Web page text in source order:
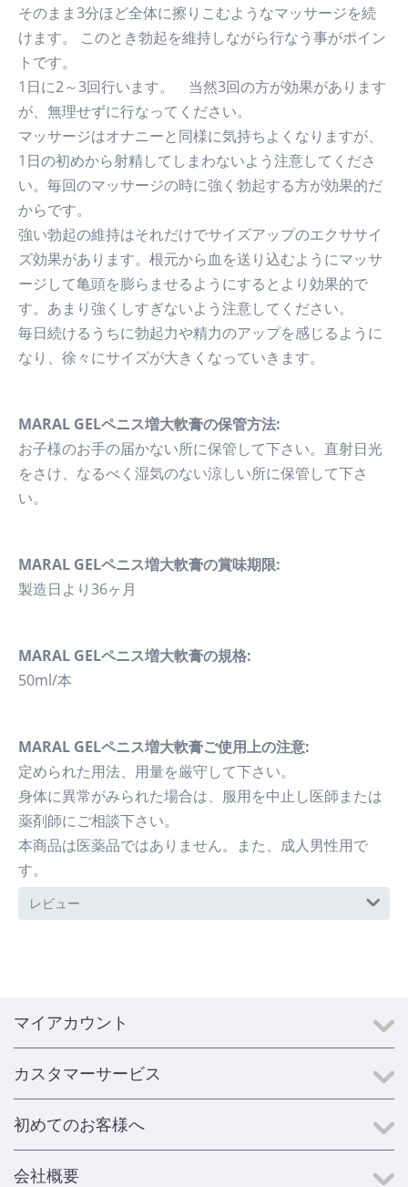
そのまま3分ほど全体に擦りこむようなマッサージを続
けます。 このとき勃起を維持しながら行なう事がポイン
トです。
1日に2～3回行います。 当然3回の方が効果があります
が、無理せずに行なってください。
マッサージはオナニーと同様に気持ちよくなりますが、
1日の初めから射精してしまわないよう注意してくださ
い。毎回のマッサージの時に強く勃起する方が効果的だ
からです。
強い勃起の維持はそれだけでサイズアップのエクササイ
ズ効果があります。根元から血を送り込むようにマッサ
ージして亀頭を膨らませるようにするとより効果的で
す。あまり強くしすぎないよう注意してください。
毎日続けるうちに勃起力や精力のアップを感じるように
なり、徐々にサイズが大きくなっていきます。
MARAL GELペニス増大軟膏の保管方法:
お子様のお手の届かない所に保管して下さい。直射日光
をさけ、なるべく湿気のない涼しい所に保管して下さ
い。
MARAL GELペニス増大軟膏の賞味期限:
製造日より36ヶ月
MARAL GELペニス増大軟膏の規格:
50ml/本
MARAL GELペニス増大軟膏ご使用上の注意:
定められた用法、用量を厳守して下さい。
身体に異常がみられた場合は、服用を中止し医師または
薬剤師にご相談下さい。
本商品は医薬品ではありません。また、成人男性用で
す。
レビュー
マイアカウント
カスタマーサービス
初めてのお客様へ
会社概要